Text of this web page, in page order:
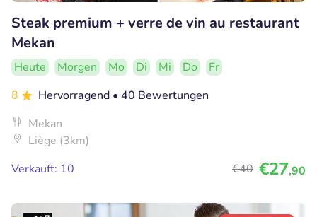
Steak premium + verre de vin au restaurant
Mekan
Heute Morgen Mo Di Mi Do
Fr
8
Hervorragend • 40 Bewertungen
Mekan
Liège (3km)
Verkauft: 10
€40 €27,90